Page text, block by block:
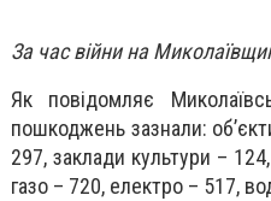
За час війни на
Як повідомляє
пошкоджень зазнали:
297, заклади культури –
газо – 720, електро – 517,